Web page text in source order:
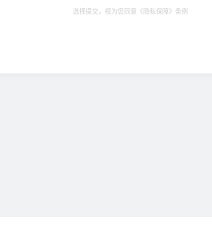
选择提交，视为您同意 《隐私保障》 条例